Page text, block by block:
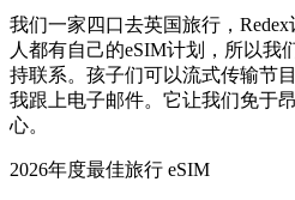
我们一家四口去英国旅行，
人都有自己的eSIM计划，所以我
持联系。孩子们可以流式传输节
我跟上电子邮件。它让我们免于
心。
2026年度最佳旅行 eSIM